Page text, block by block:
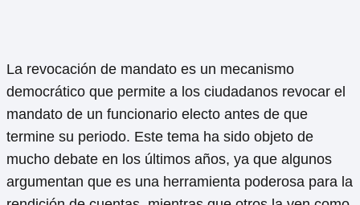
La revocación de mandato es un mecanismo
democrático que permite a los ciudadanos revocar el
mandato de un funcionario electo antes de que
termine su periodo. Este tema ha sido objeto de
mucho debate en los últimos años, ya que algunos
argumentan que es una herramienta poderosa para la